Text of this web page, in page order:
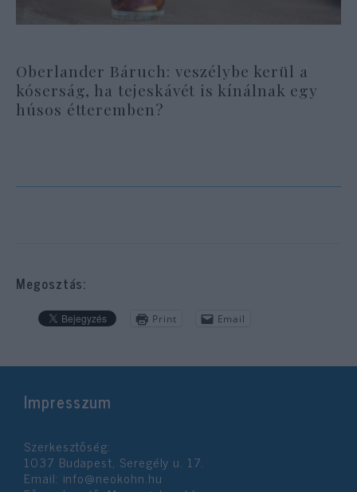
Oberlander Báruch: veszélybe kerül a
kóserság, ha tejeskávét is kínálnak egy
húsos étteremben?
Megosztás:
Print Email
Impresszum
Szerkesztőség:
1037 Budapest, Seregély u. 17.
Email: info@neokohn.hu